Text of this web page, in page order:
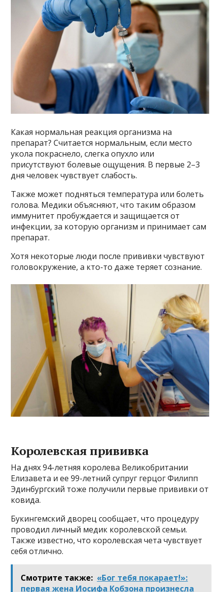
Какая нормальная реакция организма на
препарат? Считается нормальным, если место
укола покраснело, слегка опухло или
присутствуют болевые ощущения. В первые 2–3
дня человек чувствует слабость.
Также может подняться температура или болеть
голова. Медики объясняют, что таким образом
иммунитет пробуждается и защищается от
инфекции, за которую организм и принимает сам
препарат.
Хотя некоторые люди после прививки чувствуют
головокружение, а кто-то даже теряет сознание.
Королевская прививка
На днях 94-летняя королева Великобритании
Елизавета и ее 99-летний супруг герцог Филипп
Эдинбургский тоже получили первые прививки от
ковида.
Букингемский дворец сообщает, что процедуру
проводил личный медик королевской семьи.
Также известно, что королевская чета чувствует
себя отлично.
Смотрите также: «Бог тебя покарает!»:
первая жена Иосифа Кобзона произнесла